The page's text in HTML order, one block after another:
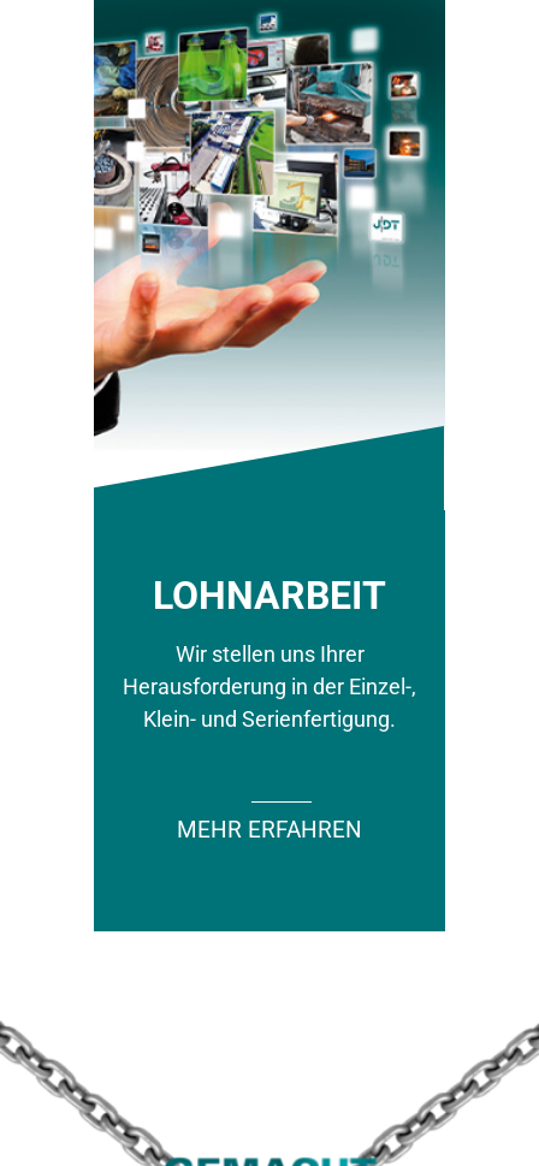
LOHNARBEIT
Wir stellen uns Ihrer
Herausforderung in der Einzel-,
Klein- und Serienfertigung.
MEHR ERFAHREN